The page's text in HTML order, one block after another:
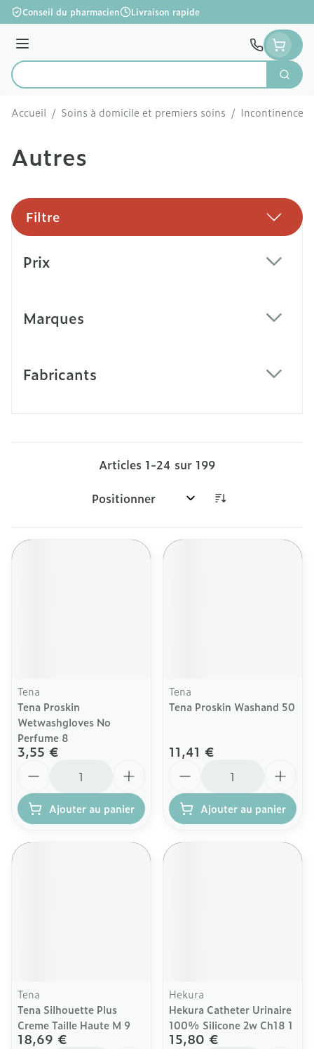
Aller au contenu
Conseil du pharmacien Livraison rapide
Menu
Rechercher
Accueil / Soins à domicile et premiers soins / Incontinence
Autres
Filtre
Prix
Marques
Fabricants
Articles 1-24 sur 199
Trier par:
Tena
Tena Proskin
Wetwashgloves No
Perfume 8
3,55 €
Ajouter au panier
Tena
Tena Proskin Washand 50
11,41 €
Ajouter au panier
Tena
Tena Silhouette Plus
Creme Taille Haute M 9
18,69 €
Hekura
Hekura Catheter Urinaire
100% Silicone 2w Ch18 1
15,80 €